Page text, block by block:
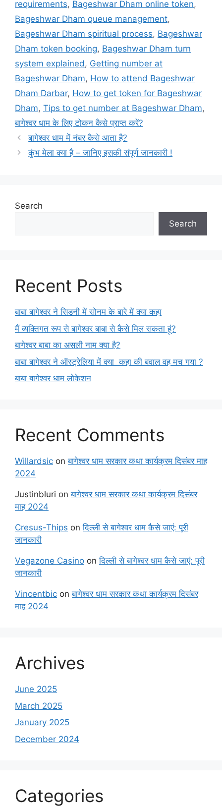
requirements, Bageshwar Dham online token,
Bageshwar Dham queue management,
Bageshwar Dham spiritual process, Bageshwar
Dham token booking, Bageshwar Dham turn
system explained, Getting number at
Bageshwar Dham, How to attend Bageshwar
Dham Darbar, How to get token for Bageshwar
Dham, Tips to get number at Bageshwar Dham,
बागेश्वर धाम के लिए टोकन कैसे प्राप्त करें?
बागेश्वर धाम में नंबर कैसे आता है?
कुंभ मेला क्या है – जानिए इसकी संपूर्ण जानकारी !
Search
Search
Recent Posts
बाबा बागेश्वर ने सिडनी में सोनम के बारे में क्या कहा
मैं व्यक्तिगत रूप से बागेश्वर बाबा से कैसे मिल सकता हूं?
बागेश्वर बाबा का असली नाम क्या है?
बाबा बागेश्वर ने ऑस्ट्रेलिया में क्या कहा की बवाल वह मच गया ?
बाबा बागेश्वर धाम लोकेशन
Recent Comments
Willardsic onबागेश्वर धाम सरकार कथा कार्यक्रम दिसंबर माह
2024
Justinbluri onबागेश्वर धाम सरकार कथा कार्यक्रम दिसंबर
माह 2024
Cresus-Thips onदिल्ली से बागेश्वर धाम कैसे जाएं: पूरी
जानकारी
Vegazone Casino onदिल्ली से बागेश्वर धाम कैसे जाएं: पूरी
जानकारी
Vincentbic onबागेश्वर धाम सरकार कथा कार्यक्रम दिसंबर
माह 2024
Archives
June 2025
March 2025
January 2025
December 2024
Categories